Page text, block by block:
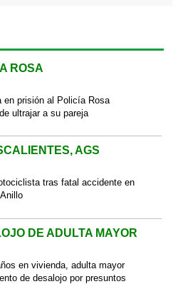
ROSA
en prisión al Policía Rosa
ultrajar a su pareja
AGS
tras fatal accidente en
DE ADULTA MAYOR
en vivienda, adulta mayor
de desalojo por presuntos